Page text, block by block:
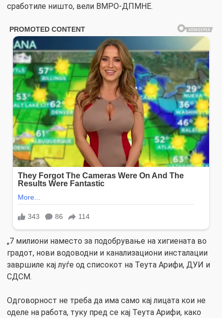
сработиле ништо, вели ВМРО-ДПМНЕ.
„7 милиони наместо за подобрување на хигиената во
градот, нови водоводни и канализациони инсталации
завршиле кај луѓе од списокот на Теута Арифи, ДУИ и
СДСМ.
Одговорност не треба да има само кај лицата кои не
оделе на работа, туку пред се кај Теута Арифи, како